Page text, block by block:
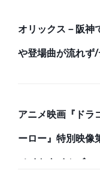
オリックス－阪神
や登場曲が流れず
アニメ映画『ドラ
ーロー』特別映像
メイトタイムズ